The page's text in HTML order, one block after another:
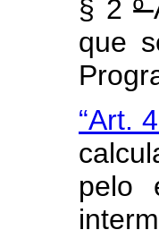
§ 2º
que
“Art.
pelo